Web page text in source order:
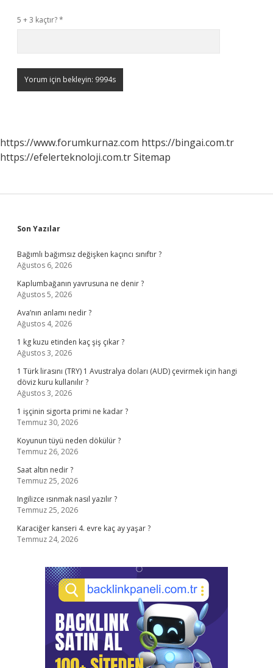
5 + 3 kaçtır?*
https://www.forumkurnaz.com https://bingai.com.tr
https://efelerteknoloji.com.trSitemap
Sidebar
Son Yazılar
Bağımlı bağımsız değişken kaçıncı sınıftır ?
Ağustos 6, 2026
Kaplumbağanın yavrusuna ne denir ?
Ağustos 5, 2026
Ava’nın anlamı nedir ?
Ağustos 4, 2026
1 kg kuzu etinden kaç şiş çıkar ?
Ağustos 3, 2026
1 Türk lirasını (TRY) 1 Avustralya doları (AUD) çevirmek için hangi
döviz kuru kullanılır ?
Ağustos 3, 2026
1 işçinin sigorta primi ne kadar ?
Temmuz 30, 2026
Koyunun tüyü neden dökülür ?
Temmuz 26, 2026
Saat altın nedir ?
Temmuz 25, 2026
Ingilizce ısınmak nasıl yazılır ?
Temmuz 25, 2026
Karaciğer kanseri 4. evre kaç ay yaşar ?
Temmuz 24, 2026